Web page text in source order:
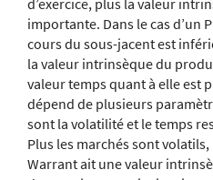
importante. Dans le cas d’un
cours du sous-jacent est
la valeur intrinsèque du
valeur temps quant à elle est
dépend de plusieurs
sont la volatilité et le temps
Plus les marchés sont
Warrant ait une valeur